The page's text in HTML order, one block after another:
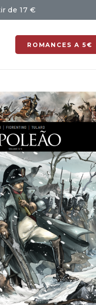
de 17 €
ROMANCES A 5€